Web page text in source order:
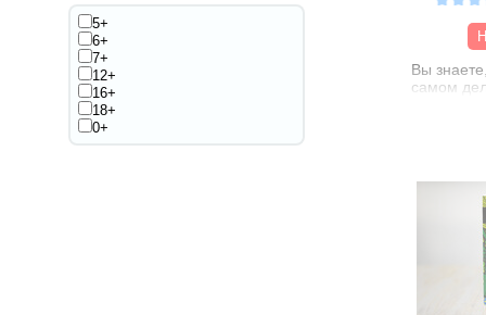
5+
6+
7+
12+
16+
18+
0+
Вы
самом
норке?
на
зачем